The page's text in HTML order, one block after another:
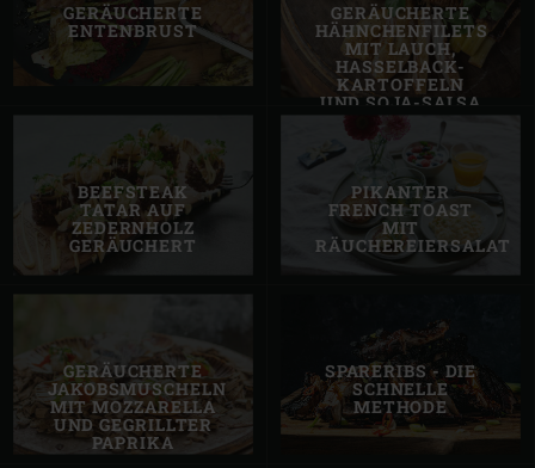
GERÄUCHERTE
ENTENBRUST
GERÄUCHERTE
HÄHNCHENFILETS
MIT LAUCH,
HASSELBACK-
KARTOFFELN
UND SOJA-SALSA
BEEFSTEAK
TATAR AUF
ZEDERNHOLZ
GERÄUCHERT
PIKANTER
FRENCH TOAST
MIT
RÄUCHEREIERSALAT
GERÄUCHERTE
JAKOBSMUSCHELN
MIT MOZZARELLA
UND GEGRILLTER
PAPRIKA
SPARERIBS - DIE
SCHNELLE
METHODE